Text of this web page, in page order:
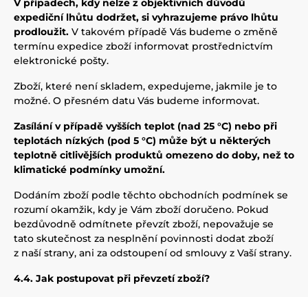
V případech, kdy nelze z objektivních důvodů
expediční lhůtu dodržet, si vyhrazujeme právo lhůtu
prodloužit. V takovém případě Vás budeme o změně
termínu expedice zboží informovat prostřednictvím
elektronické pošty.
Zboží, které není skladem, expedujeme, jakmile je to
možné. O přesném datu Vás budeme informovat.
Zasílání v případě vyšších teplot (nad 25 °C) nebo při
teplotách nízkých (pod 5 °C) může být u některých
teplotně citlivějších produktů omezeno do doby, než to
klimatické podmínky umožní.
Dodáním zboží podle těchto obchodních podmínek se
rozumí okamžik, kdy je Vám zboží doručeno. Pokud
bezdůvodně odmítnete převzít zboží, nepovažuje se
tato skutečnost za nesplnění povinnosti dodat zboží
z naší strany, ani za odstoupení od smlouvy z Vaší strany.
4.4. Jak postupovat při převzetí zboží?